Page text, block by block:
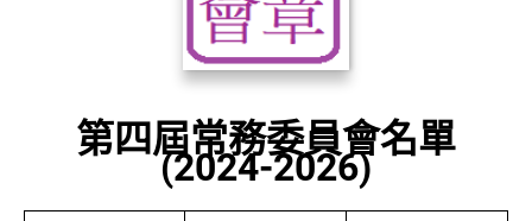
第四屆常務委員會名單
(2024-2026)